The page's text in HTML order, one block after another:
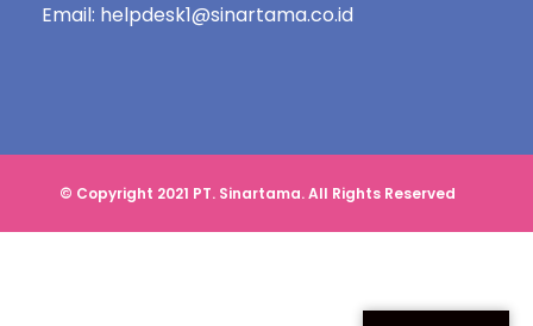
Email: helpdesk1@sinartama.co.id
© Copyright 2021 PT. Sinartama. All Rights Reserved